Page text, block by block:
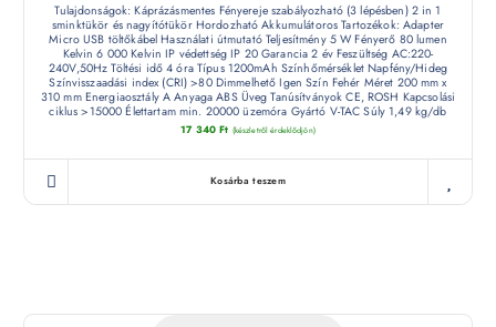
Tulajdonságok: Káprázásmentes Fényereje szabályozható (3 lépésben) 2 in 1
sminktükör és nagyítótükör Hordozható Akkumulátoros Tartozékok: Adapter
Micro USB töltőkábel Használati útmutató Teljesítmény 5 W Fényerő 80 lumen
Kelvin 6 000 Kelvin IP védettség IP 20 Garancia 2 év Feszültség AC:220-
240V,50Hz Töltési idő 4 óra Típus 1200mAh Színhőmérséklet Napfény/Hideg
Színvisszaadási index (CRI) >80 Dimmelhető Igen Szín Fehér Méret 200 mm x
310 mm Energiaosztály A Anyaga ABS Üveg Tanúsítványok CE, ROSH Kapcsolási
ciklus >15000 Élettartam min. 20000 üzemóra Gyártó V-TAC Súly 1,49 kg/db
17 340Ft (készletről érdeklődjön)
Kosárba teszem